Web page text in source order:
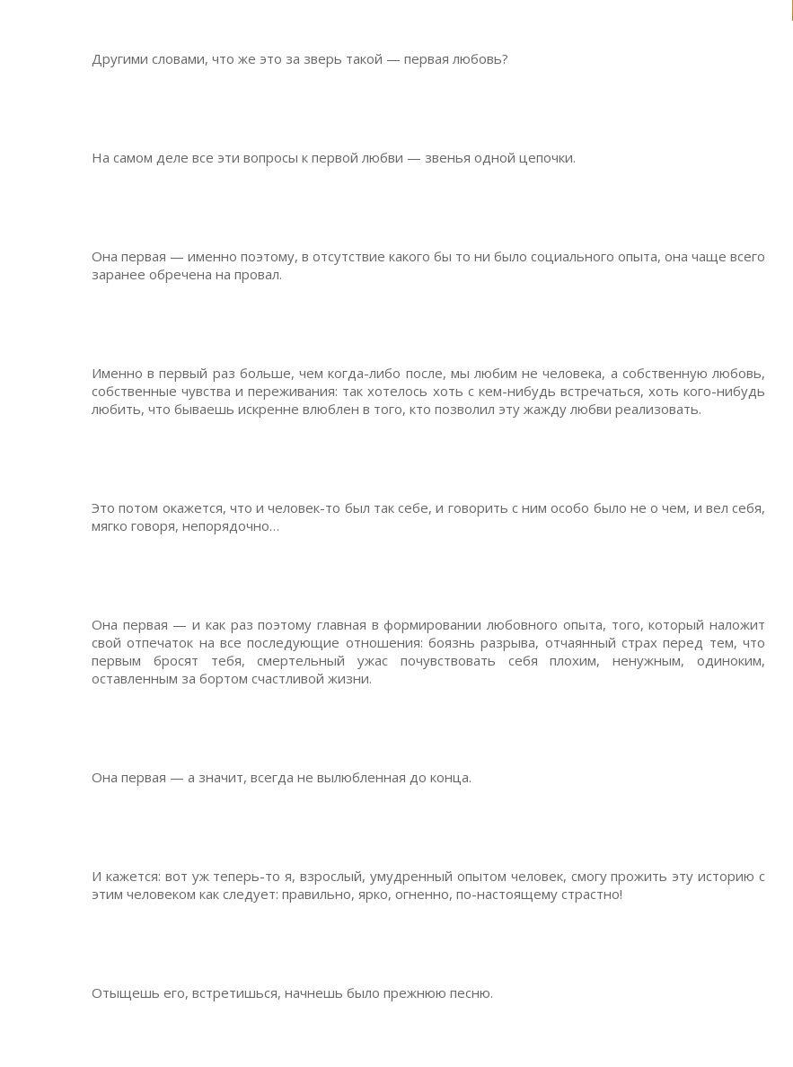
Другими словами, что же это за зверь такой — первая любовь?
На самом деле все эти вопросы к первой любви — звенья одной цепочки.
Она первая — именно поэтому, в отсутствие какого бы то ни было социального опыта, она чаще всего
заранее обречена на провал.
Именно в первый раз больше, чем когда-либо после, мы любим не человека, а собственную любовь,
собственные чувства и переживания: так хотелось хоть с кем-нибудь встречаться, хоть кого-нибудь
любить, что бываешь искренне влюблен в того, кто позволил эту жажду любви реализовать.
Это потом окажется, что и человек-то был так себе, и говорить с ним особо было не о чем, и вел себя,
мягко говоря, непорядочно…
Она первая — и как раз поэтому главная в формировании любовного опыта, того, который наложит
свой отпечаток на все последующие отношения: боязнь разрыва, отчаянный страх перед тем, что
первым бросят тебя, смертельный ужас почувствовать себя плохим, ненужным, одиноким,
оставленным за бортом счастливой жизни.
Она первая — а значит, всегда не вылюбленная до конца.
И кажется: вот уж теперь-то я, взрослый, умудренный опытом человек, смогу прожить эту историю с
этим человеком как следует: правильно, ярко, огненно, по-настоящему страстно!
Отыщешь его, встретишься, начнешь было прежнюю песню.